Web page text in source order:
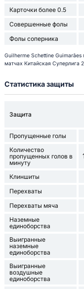
Карточки более 0.5
Совершенные фолы
Фолы соперника
Guilherme Schettine Guimarães
матчах Китайская Суперлига
Статистика защиты
Защита
Пропущенные голы
Количество
пропущенных голов в
минуту
Клиншиты
Перехваты
Перехваты мяча
Наземные
единоборства
Выигранные
наземные
единоборства
Выигранные
воздушные
единоборства